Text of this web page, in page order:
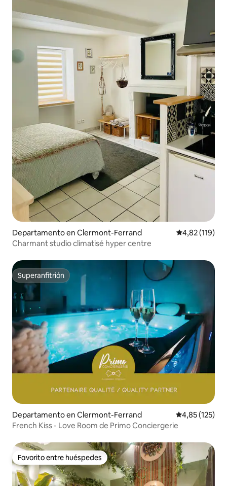
Departamento en Clermont-Ferrand Calificación
4,82 (119)
Charmant studio climatisé hyper centre
Superanfitrión
Superanfitrión
Departamento en Clermont-Ferrand Calificación
4,85 (125)
French Kiss - Love Room de Primo Conciergerie
Favorito entre huéspedes
Favorito entre huéspedes